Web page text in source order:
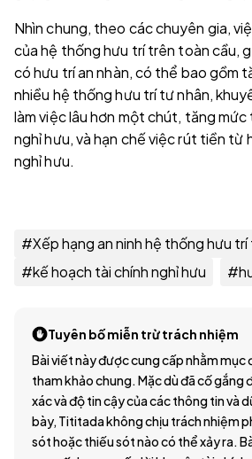
Nhìn chung, theo các chuyên gia,
của hệ thống hưu trí trên toàn cầu,
có hưu trí an nhàn, có thể bao gồm
nhiều hệ thống hưu trí tư nhân,
làm việc lâu hơn một chút, tăng
nghỉ hưu, và hạn chế việc rút tiền từ
nghỉ hưu.
#Xếp hạng an ninh hệ thống hưu
#kế hoạch tài chính nghỉ hưu #
Tuyên bố miễn trừ trách nhiệm
Bài viết này được cung cấp nhằm mục
tham khảo chung. Mặc dù đã cố gắng
xác và độ tin cậy của các thông tin và
bày, Tititada không chịu trách nhiệm
sót hoặc thiếu sót nào có thể xảy ra.